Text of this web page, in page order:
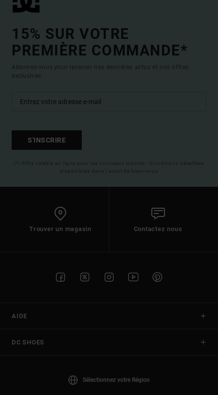
15% SUR VOTRE
PREMIÈRE COMMANDE*
Abonnez-vous pour recevoir nos dernières actus et nos offres
exclusives.
S'INSCRIRE
(*) Offre valable en ligne pour les nouveaux inscrits - Conditions détaillées
disponibles dans l'email de bienvenue
Trouver un magasin Contactez nous
AIDE
DC SHOES
Sélectionnez votre Région